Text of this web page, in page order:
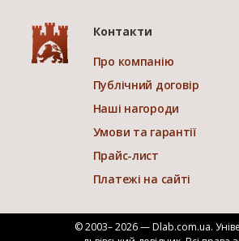
Контакти
Про компанію
Публічний договір
Наші нагороди
Умови та гарантії
Прайс-лист
Платежі на сайті
© 2003– 2026 — Dlab.com.ua.